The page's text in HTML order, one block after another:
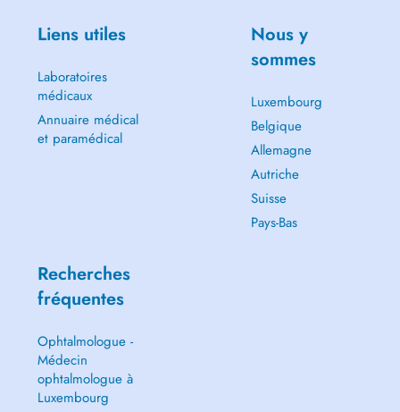
Liens utiles
Laboratoires
médicaux
Annuaire médical
et paramédical
Nous y
sommes
Luxembourg
Belgique
Allemagne
Autriche
Suisse
Pays-Bas
Recherches
fréquentes
Ophtalmologue -
Médecin
ophtalmologue à
Luxembourg